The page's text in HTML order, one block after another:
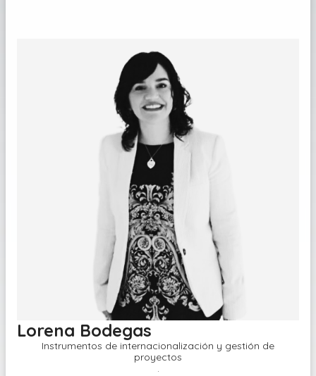
Lorena Bodegas
Instrumentos de internacionalización y gestión de
proyectos
.